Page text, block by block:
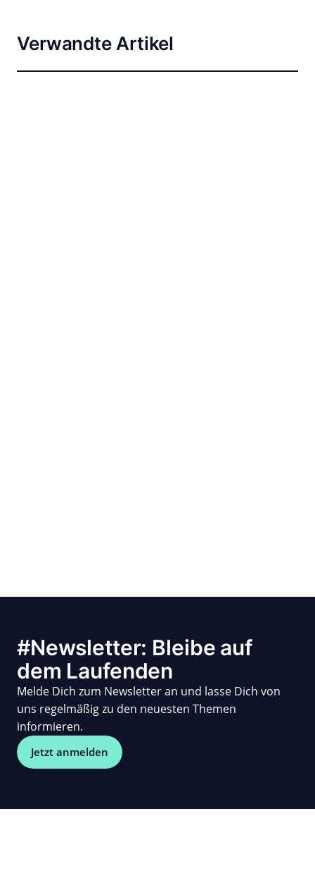
Verwandte Artikel
#Newsletter: Bleibe auf
dem Laufenden
Melde Dich zum Newsletter an und lasse Dich von
uns regelmäßig zu den neuesten Themen
informieren.
Jetzt anmelden